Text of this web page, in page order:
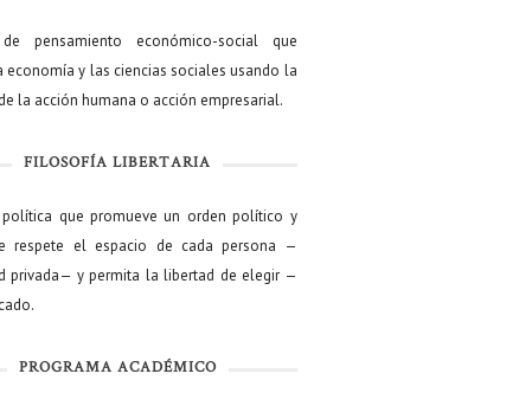
pensamiento económico-social que
economía y las ciencias sociales usando la
la acción humana o acción empresarial.
FILOSOFÍA LIBERTARIA
que promueve un orden político y
respete el espacio de cada persona —
privada— y permita la libertad de elegir —
PROGRAMA ACADÉMICO